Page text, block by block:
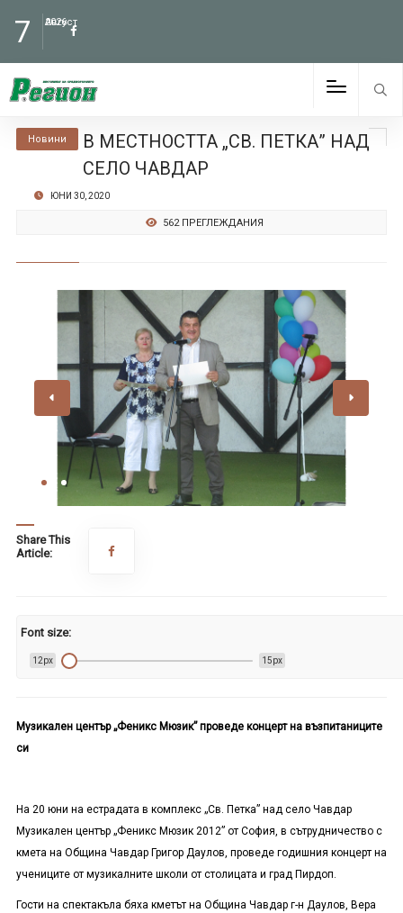
7 Август
2026
Новини
В МЕСТНОСТТА „СВ. ПЕТКА” НАД
СЕЛО ЧАВДАР
ЮНИ 30, 2020
562 ПРЕГЛЕЖДАНИЯ
Share This
Article:
Font size:
12px 15px
Музикален център „Феникс Мюзик” проведе концерт на възпитаниците
си
На 20 юни на естрадата в комплекс „Св. Петка” над село Чавдар
Музикален център „Феникс Мюзик 2012” от София, в сътрудничество с
кмета на Община Чавдар Григор Даулов, проведе годишния концерт на
учениците от музикалните школи от столицата и град Пирдоп.
Гости на спектакъла бяха кметът на Община Чавдар г-н Даулов, Вера